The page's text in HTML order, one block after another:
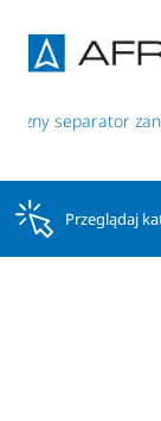
separator
Przeglądaj